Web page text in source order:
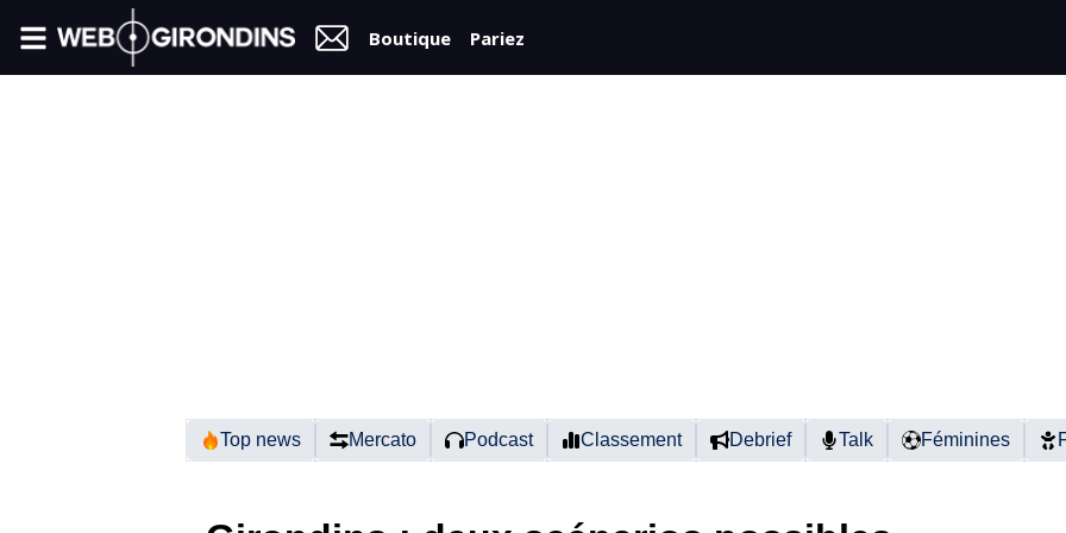
Boutique Pariez
Top news Mercato Podcast Classement Debrief Talk Féminines